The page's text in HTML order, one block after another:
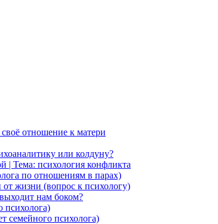
отношение к матери
или колдуну?
| Тема: психология конфликта
по отношениям в парах)
жизни (вопрос к психологу)
нам боком?
психолога)
семейного психолога)